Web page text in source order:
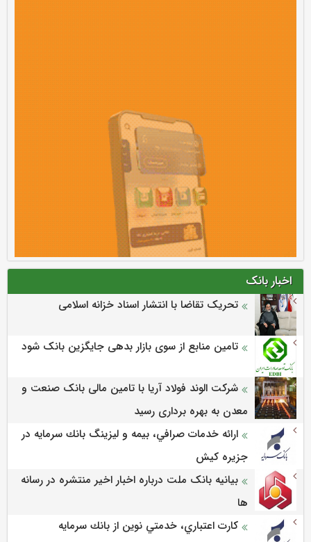
اخبار بانک
تحریک تقاضا با انتشار اسناد خزانه اسلامی
تامین منابع از سوی بازار بدهی جایگزین بانک شود
شرکت الوند فولاد آریا با تامین مالی بانک صنعت و
معدن به بهره برداری رسید
ارائه خدمات صرافي، بيمه و ليزينگ بانك سرمايه در
جزيره كيش
بیانیه بانک ملت درباره اخبار اخیر منتشره در رسانه
ها
كارت اعتباري، خدمتي نوين از بانك سرمايه